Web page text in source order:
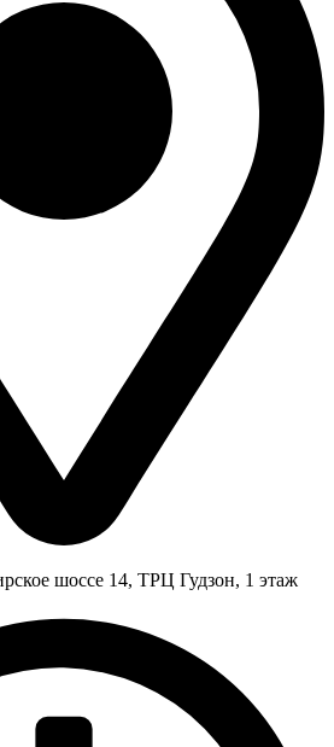
шоссе 14, ТРЦ Гудзон, 1 этаж